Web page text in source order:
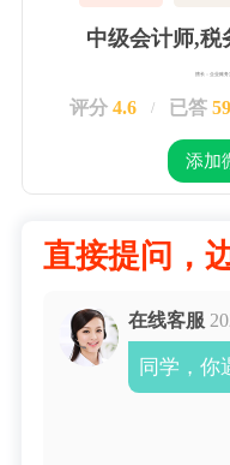
中级会计师,税
擅长：企业账务
评分 4.6 / 已答
添加
直接提问，
在线客服
同学，你